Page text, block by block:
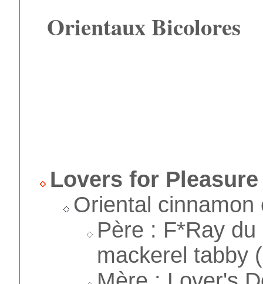
Orientaux Bicolores
Lovers for Pleasure
Oriental
Père : F*Ray
mackerel tabby